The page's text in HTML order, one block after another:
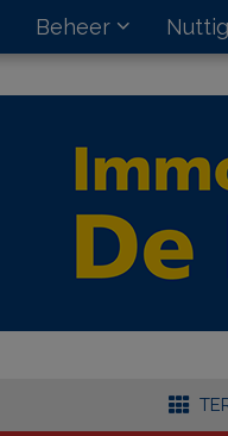
Beheer